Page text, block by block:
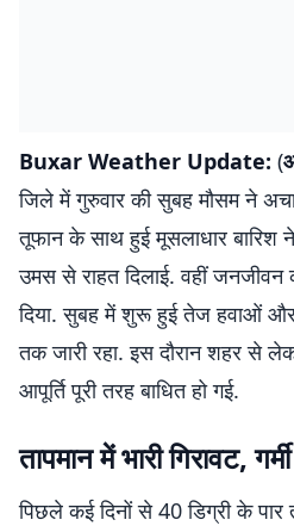
Buxar Weather Update: (
जिले में गुरुवार की सुबह मौसम ने
तूफान के साथ हुई मूसलाधार बारिश
उमस से राहत दिलाई. वहीं जनजीवन
दिया. सुबह में शुरू हुई तेज हवाओं और
तक जारी रहा. इस दौरान शहर से
आपूर्ति पूरी तरह बाधित हो गई.
तापमान में भारी गिरावट,
पिछले कई दिनों से 40 डिग्री के